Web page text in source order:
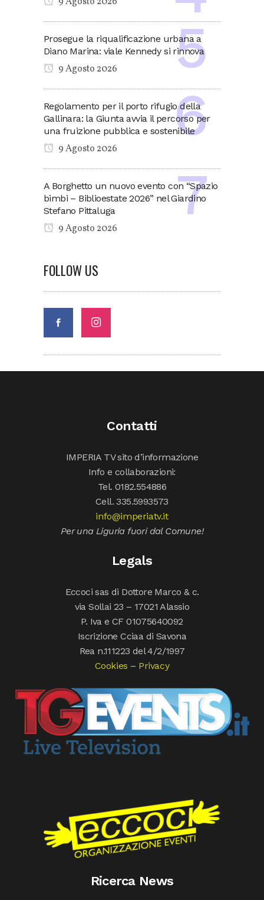
Prosegue la riqualificazione urbana a
Diano Marina: viale Kennedy si rinnova
9 Agosto 2026
Regolamento per il porto rifugio della
Gallinara: la Giunta avvia il percorso per
una fruizione pubblica e sostenibile
9 Agosto 2026
A Borghetto un nuovo evento con “Spazio
bimbi – Biblioestate 2026” nel Giardino
Stefano Pittaluga
9 Agosto 2026
FOLLOW US
Contatti
IMPERIA TV sito d’informazione
Info e collaborazioni:
Tel. 0182.554886
Cell. 335.5993573
info@imperiatv.it
Per una Liguria fuori dal Comune!
Legals
Eccoci sas di Dottore Marco & c.
via Sollai 23 – 17021 Alassio
P. Iva e CF 01075640092
Iscrizione Cciaa di Savona
Rea n.111223 del 4/2/1997
Cookies – Privacy
Ricerca News